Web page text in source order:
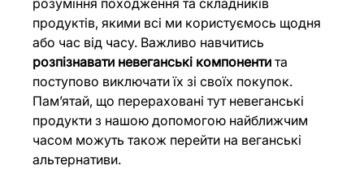
продуктів, якими всі ми користуємось щодня
або час від часу. Важливо навчитись
розпізнавати невеганські компоненти та
поступово виключати їх зі своїх покупок.
Пам’ятай, що перераховані тут невеганські
продукти з нашою допомогою найближчим
часом можуть також перейти на веганські
альтернативи.